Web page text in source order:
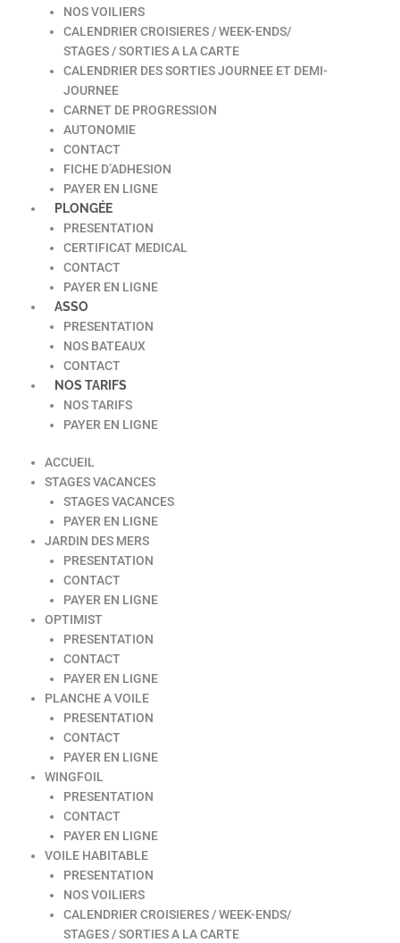
NOS VOILIERS
CALENDRIER CROISIERES / WEEK-ENDS/
STAGES / SORTIES A LA CARTE
CALENDRIER DES SORTIES JOURNEE ET DEMI-
JOURNEE
CARNET DE PROGRESSION
AUTONOMIE
CONTACT
FICHE D’ADHESION
PAYER EN LIGNE
PLONGÉE
PRESENTATION
CERTIFICAT MEDICAL
CONTACT
PAYER EN LIGNE
ASSO
PRESENTATION
NOS BATEAUX
CONTACT
NOS TARIFS
NOS TARIFS
PAYER EN LIGNE
ACCUEIL
STAGES VACANCES
STAGES VACANCES
PAYER EN LIGNE
JARDIN DES MERS
PRESENTATION
CONTACT
PAYER EN LIGNE
OPTIMIST
PRESENTATION
CONTACT
PAYER EN LIGNE
PLANCHE A VOILE
PRESENTATION
CONTACT
PAYER EN LIGNE
WINGFOIL
PRESENTATION
CONTACT
PAYER EN LIGNE
VOILE HABITABLE
PRESENTATION
NOS VOILIERS
CALENDRIER CROISIERES / WEEK-ENDS/
STAGES / SORTIES A LA CARTE